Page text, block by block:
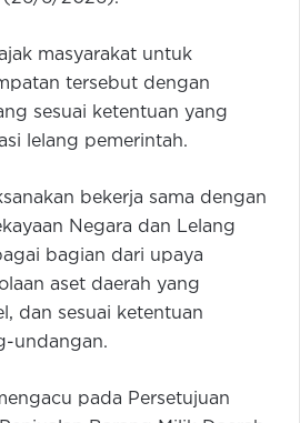
masyarakat untuk
tersebut dengan
sesuai ketentuan yang
lelang pemerintah.
bekerja sama dengan
Negara dan Lelang
bagian dari upaya
aset daerah yang
dan sesuai ketentuan
undangan.
pada Persetujuan